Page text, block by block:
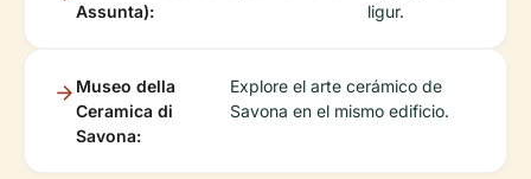
Assunta):
ligur.
Museo della
Ceramica di
Savona:
Explore el arte cerámico de
Savona en el mismo edificio.